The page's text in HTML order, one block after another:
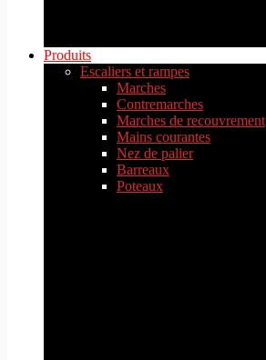
Produits
Escaliers et rampes
Marches
Contremarches
Marches de recouvrement
Mains courantes
Nez de palier
Barreaux
Poteaux